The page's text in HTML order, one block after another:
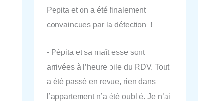
Pepita et on a été finalement
convaincues par la détection !
- Pépita et sa maîtresse sont
arrivées à l’heure pile du RDV. Tout
a été passé en revue, rien dans
l’appartement n’a été oublié. Je n’ai